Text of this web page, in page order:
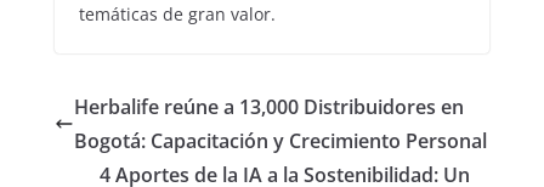
temáticas de gran valor.
Herbalife reúne a 13,000 Distribuidores en
Bogotá: Capacitación y Crecimiento Personal
4 Aportes de la IA a la Sostenibilidad: Un